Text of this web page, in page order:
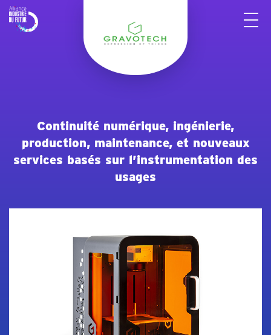
Continuité numérique, ingénierie,
production, maintenance, et nouveaux
services basés sur l’instrumentation des
usages
Panneau de gestion des cookies